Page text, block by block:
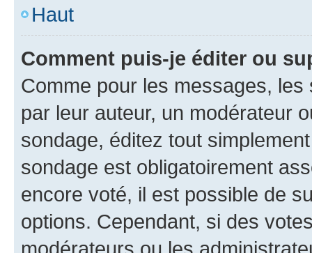
Haut
Comment puis-je éditer ou
Comme pour les messages,
par leur auteur, un modérateur
sondage, éditez tout
sondage est obligatoirement
encore voté, il est possible de
options. Cependant, si des